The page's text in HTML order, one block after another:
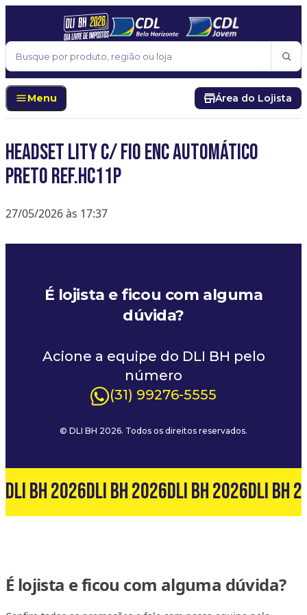
Pular para o conteúdo
Buscar
Menu Área do Lojista
HEADSET LITY C/ FIO ENC AUTOMÁTICO
PRETO REF.HC11P
27/05/2026 às 17:37
É lojista e ficou com alguma
dúvida?
Acione a equipe do DLI BH pelo
número
(31) 99276-5555
© DLI BH 2026. Todos os direitos reservados.
DLI BH 2026DLI BH 2026DLI BH 2026DLI BH
É lojista e ficou com alguma dúvida?